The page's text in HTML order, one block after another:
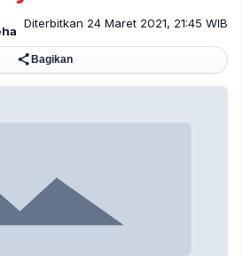
Diterbitkan 24 Maret 2021, 21:45 WIB
Bagikan